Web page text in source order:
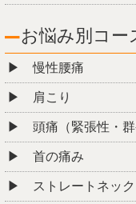
頭痛（緊張性・
首の痛み
ストレートネック
頚椎ヘルニア
四十肩・五十肩
手足のしびれ